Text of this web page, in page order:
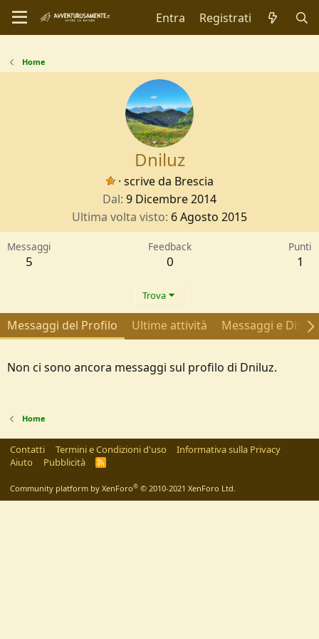
Entra Registrati
Home
Dniluz
· scrive da Brescia
Dal 9 Dicembre 2014
Ultima volta visto 6 Agosto 2015
Messaggi
5
Feedback
0
Punti
1
Trova
Messaggi del Profilo Ultime attività Messaggi e
Non ci sono ancora messaggi sul profilo di Dniluz.
Home
Contatti Termini e Condizioni d'uso
Informativa sulla Privacy
Aiuto
Pubblicità
R
Community platform by XenForo® © 2010-2021 XenForo Ltd.